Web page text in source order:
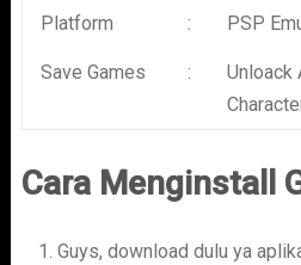
Platform : PSP
Save Games :
Unloack
Cara Menginstall
Guys, download dulu ya